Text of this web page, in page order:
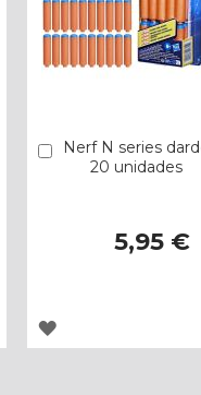
Nerf N series
20 unidades
5,95 €
Añadir
AGREGAR